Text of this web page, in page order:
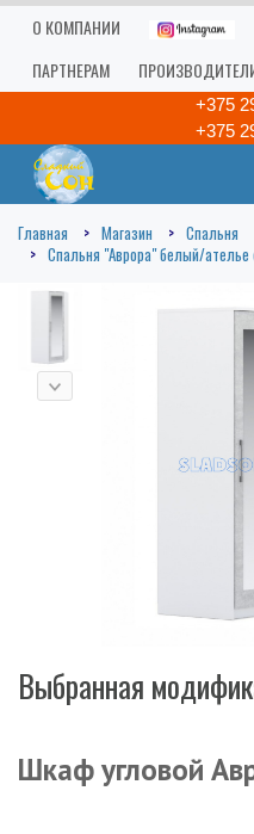
О КОМПАНИИ
ПАРТНЕРАМ
+375
+375
Главная Магазин Спальня
Спальня "Аврора" белый/ателье
Выбранная
Шкаф угловой